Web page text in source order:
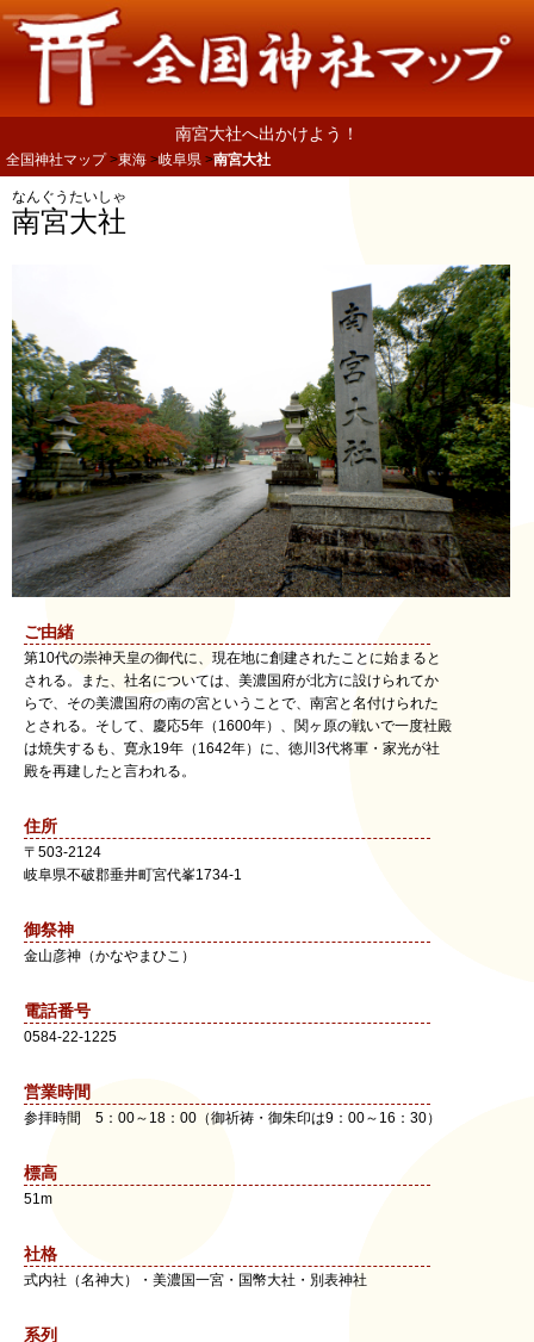
南宮大社へ出かけよう！
全国神社マップ 東海 岐阜県 南宮大社
南宮大社
なんぐうたいしゃ
ご由緒
第10代の崇神天皇の御代に、現在地に創建されたことに始まると
される。また、社名については、美濃国府が北方に設けられてか
らで、その美濃国府の南の宮ということで、南宮と名付けられた
とされる。そして、慶応5年（1600年）、関ヶ原の戦いで一度社殿
は焼失するも、寛永19年（1642年）に、徳川3代将軍・家光が社
殿を再建したと言われる。
住所
〒 503-2124
岐阜県不破郡垂井町宮代峯1734-1
御祭神
金山彦神（かなやまひこ）
電話番号
0584-22-1225
営業時間
参拝時間 5：00～18：00（御祈祷・御朱印は9：00～16：30）
標高
51m
社格
式内社（名神大）・美濃国一宮・国幣大社・別表神社
系列